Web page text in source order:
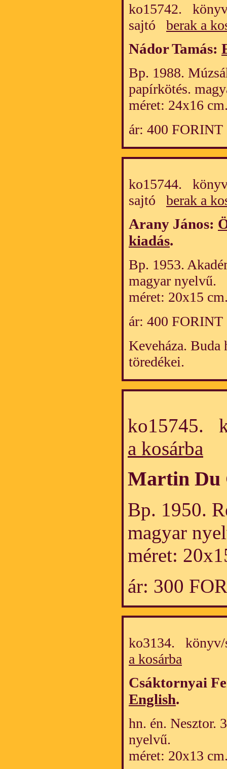
ko15742.
sajtó berak a
Nádor Tamás:
Bp. 1988.
papírkötés.
méret: 24x16
ár: 400 FORINT
ko15744.
sajtó berak a
Arany János:
kiadás.
Bp. 1953.
magyar nyelvű.
méret: 20x15
ár: 400 FORINT
Keveháza.
töredékei.
ko15745.
a kosárba
Martin Du
Bp. 1950.
magyar
méret:
ár: 300
ko3134.
a kosárba
Csáktornyai
English.
hn. én. Nesztor.
nyelvű.
méret: 20x13